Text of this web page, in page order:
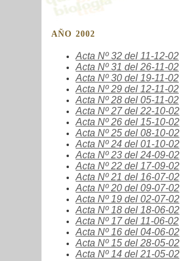
AÑO 2002
Acta Nº32 del 11-12-02
Acta Nº31 del 26-11-02
Acta Nº30 del 19-11-02
Acta Nº29 del 12-11-02
Acta Nº28 del 05-11-02
Acta Nº27 del 22-10-02
Acta Nº26 del 15-10-02
Acta Nº25 del 08-10-02
Acta Nº24 del 01-10-02
Acta Nº23 del 24-09-02
Acta Nº22 del 17-09-02
Acta Nº21 del 16-07-02
Acta Nº20 del 09-07-02
Acta Nº19 del 02-07-02
Acta Nº18 del 18-06-02
Acta Nº17 del 11-06-02
Acta Nº16 del 04-06-02
Acta Nº15 del 28-05-02
Acta Nº14 del 21-05-02